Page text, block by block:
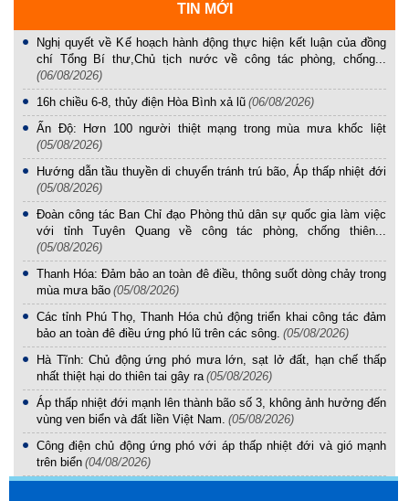
TIN MỚI
Nghị quyết về Kế hoạch hành động thực hiện kết luận của đồng
chí Tổng Bí thư,Chủ tịch nước về công tác phòng, chống...
(06/08/2026)
16h chiều 6-8, thủy điện Hòa Bình xả lũ (06/08/2026)
Ấn Độ: Hơn 100 người thiệt mạng trong mùa mưa khốc liệt
(05/08/2026)
Hướng dẫn tầu thuyền di chuyển tránh trú bão, Áp thấp nhiệt đới
(05/08/2026)
Đoàn công tác Ban Chỉ đạo Phòng thủ dân sự quốc gia làm việc
với tỉnh Tuyên Quang về công tác phòng, chống thiên...
(05/08/2026)
Thanh Hóa: Đảm bảo an toàn đê điều, thông suốt dòng chảy trong
mùa mưa bão (05/08/2026)
Các tỉnh Phú Thọ, Thanh Hóa chủ động triển khai công tác đảm
bảo an toàn đê điều ứng phó lũ trên các sông. (05/08/2026)
Hà Tĩnh: Chủ động ứng phó mưa lớn, sạt lở đất, hạn chế thấp
nhất thiệt hại do thiên tai gây ra (05/08/2026)
Áp thấp nhiệt đới mạnh lên thành bão số 3, không ảnh hưởng đến
vùng ven biển và đất liền Việt Nam. (05/08/2026)
Công điện chủ động ứng phó với áp thấp nhiệt đới và gió mạnh
trên biển (04/08/2026)